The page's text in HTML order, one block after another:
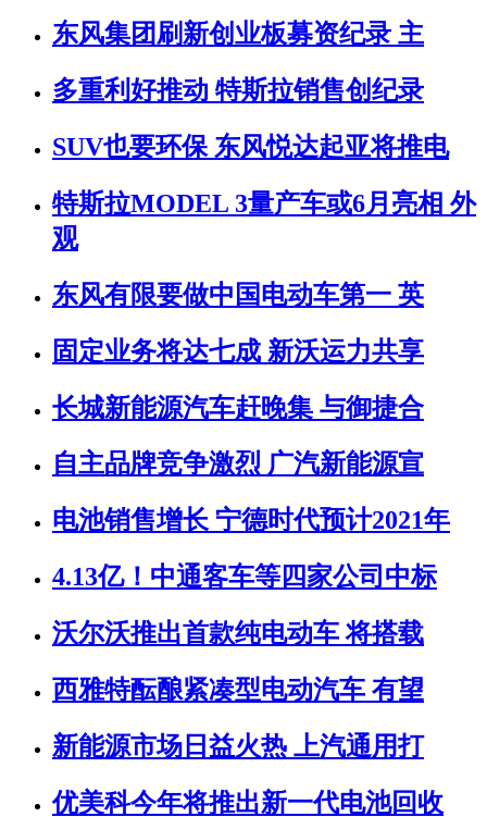
东风集团刷新创业板募资纪录 主
多重利好推动 特斯拉销售创纪录
SUV也要环保 东风悦达起亚将推电
特斯拉MODEL 3量产车或6月亮相 外
观
东风有限要做中国电动车第一 英
固定业务将达七成 新沃运力共享
长城新能源汽车赶晚集 与御捷合
自主品牌竞争激烈 广汽新能源宣
电池销售增长 宁德时代预计2021年
4.13亿！中通客车等四家公司中标
沃尔沃推出首款纯电动车 将搭载
西雅特酝酿紧凑型电动汽车 有望
新能源市场日益火热 上汽通用打
优美科今年将推出新一代电池回收